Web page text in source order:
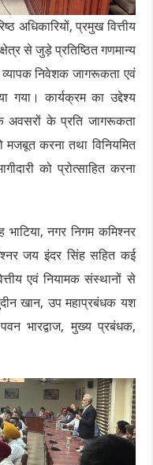
अधिकारियों, प्रमुख वित्तीय
से जुड़े प्रतिष्ठित गणमान्य
निवेशक जागरूकता एवं
गया। कार्यक्रम का उद्देश्य
के अवसरों के प्रति जागरूकता
मजबूत करना तथा विनियमित
को प्रोत्साहित करना
नगर निगम कमिश्नर
जय इंदर सिंह सहित कई
एवं नियामक संस्थानों से
खान, उप महाप्रबंधक यश
भारद्वाज, मुख्य प्रबंधक,